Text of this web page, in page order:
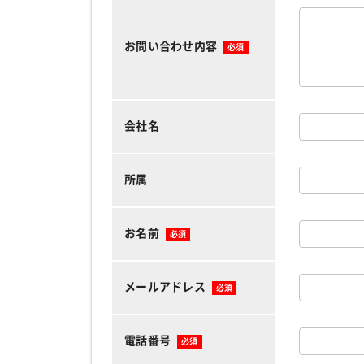
お問い合わせ内容 必須
会社名
所属
お名前 必須
メールアドレス 必須
電話番号 必須